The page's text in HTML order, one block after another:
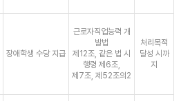
장애학생 수당 지급
근로자직업능력 개
발법
제12조, 같은 법 시
행령 제6조,
제7조, 제52조의2
처리목적
달성 시까
지